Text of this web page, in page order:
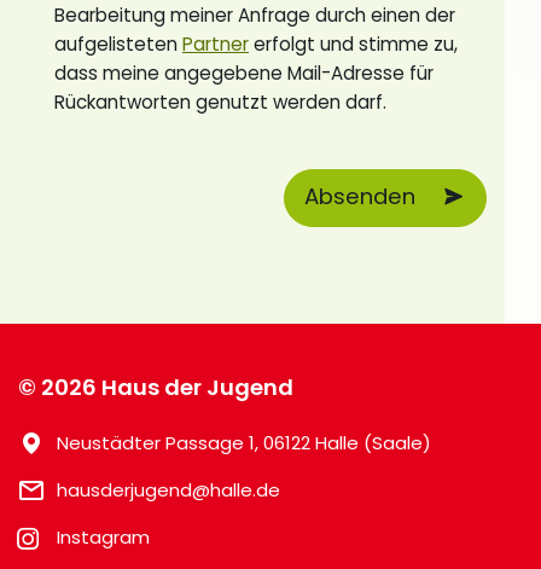
Bearbeitung meiner Anfrage durch einen der
aufgelistetenPartnererfolgt und stimme zu,
dass meine angegebene Mail-Adresse für
Rückantworten genutzt werden darf.
© 2026 Haus der Jugend
Neustädter Passage 1, 06122 Halle (Saale)
Instagram
hausderjugend@halle.de